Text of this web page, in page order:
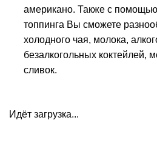
американо. Также с
топпинга Вы сможете
холодного чая, молока,
безалкогольных коктейлей,
сливок.
Идёт загрузка...